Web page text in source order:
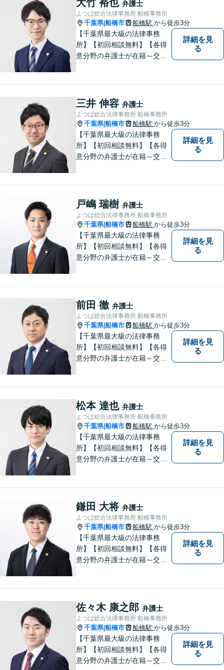
提案させていただきます。
大竹 裕也 弁護士
よつば総合法律事務所 船橋事務所
千葉県|船橋市 船橋駅 から徒歩3分
【千葉県最大級の法律事務
所】【初回相談無料】【各得
意分野の弁護士が在籍～交通
詳細を見
る
三井 伸容 弁護士
よつば総合法律事務所 船橋事務所
千葉県|船橋市 船橋駅 から徒歩3分
【千葉県最大級の法律事務
所】【初回相談無料】【各得
意分野の弁護士が在籍～交通
詳細を見
る
戸嶋 瑞樹 弁護士
よつば総合法律事務所 船橋事務所
千葉県|船橋市 船橋駅 から徒歩3分
【千葉県最大級の法律事務
所】【初回相談無料】【各得
意分野の弁護士が在籍～交通
詳細を見
る
前田 徹 弁護士
よつば総合法律事務所 船橋事務所
千葉県|船橋市 船橋駅 から徒歩3分
【千葉県最大級の法律事務
所】【初回相談無料】【各得
意分野の弁護士が在籍～交通
詳細を見
る
松本 達也 弁護士
よつば総合法律事務所 船橋事務所
千葉県|船橋市 船橋駅 から徒歩3分
【千葉県最大級の法律事務
所】【初回相談無料】【各得
意分野の弁護士が在籍～交通
詳細を見
る
鎌田 大将 弁護士
よつば総合法律事務所 船橋事務所
千葉県|船橋市 船橋駅 から徒歩3分
【千葉県最大級の法律事務
所】【初回相談無料】【各得
意分野の弁護士が在籍～交通
詳細を見
る
佐々木 康之郎 弁護士
よつば総合法律事務所 船橋事務所
千葉県|船橋市 船橋駅 から徒歩3分
【千葉県最大級の法律事務
所】【初回相談無料】【各得
意分野の弁護士が在籍～交通
詳細を見
る